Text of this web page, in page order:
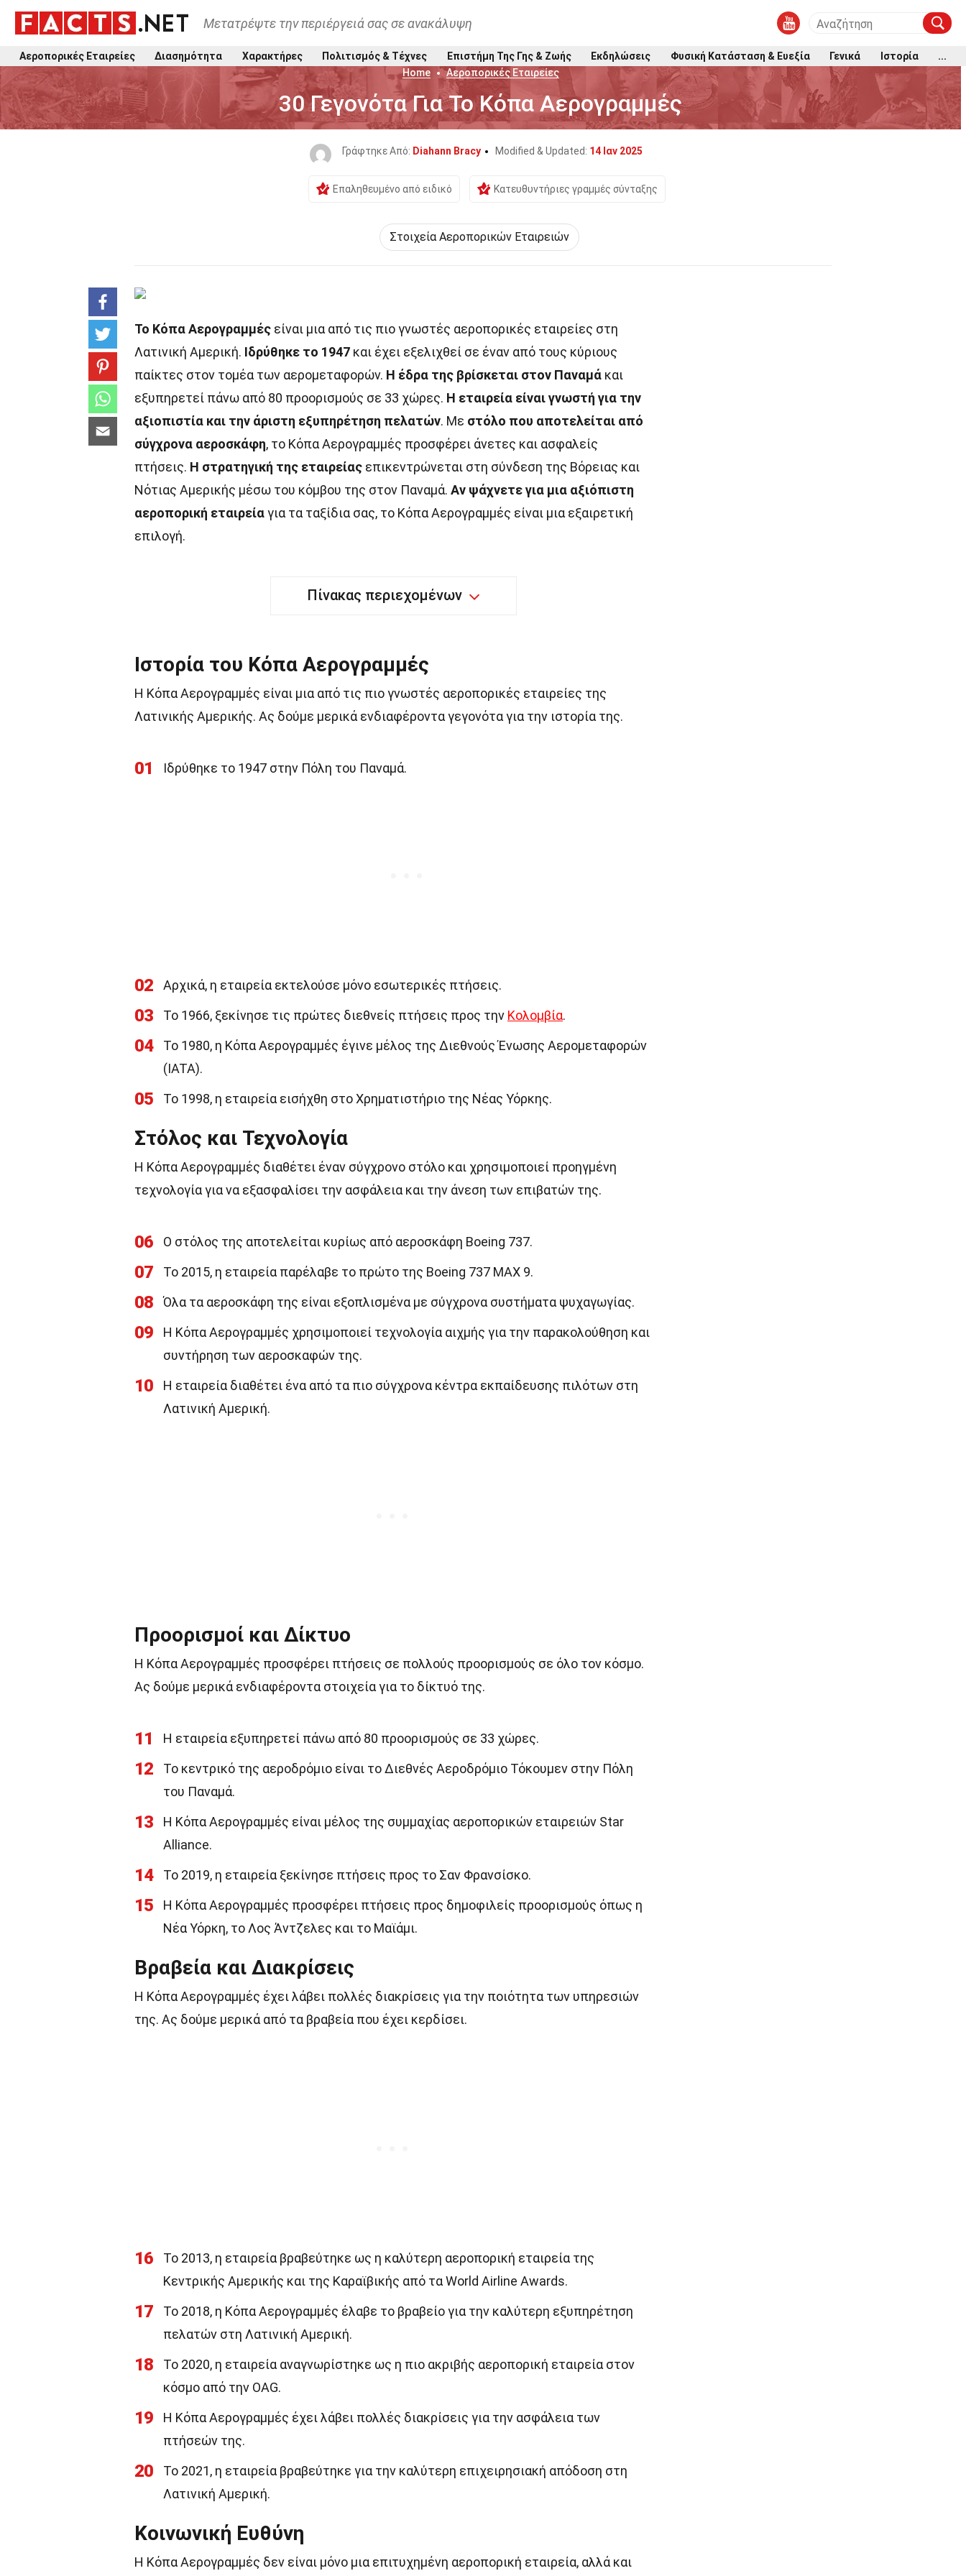
Μετατρέψτε την περιέργειά σας σε ανακάλυψη
Αεροπορικές Εταιρείες Διασημότητα Χαρακτήρες Πολιτισμός & Τέχνες Επιστήμη Της Γης & Ζωής Εκδηλώσεις Φυσική Κατάσταση & Ευεξία Γενικά Ιστορία
...
Home
Αεροπορικές Εταιρείες
30 Γεγονότα Για Το Κόπα Αερογραμμές
Γράφτηκε Από: Diahann Bracy Modified & Updated: 14 Ιαν 2025
Επαληθευμένο από ειδικό Κατευθυντήριες γραμμές σύνταξης
Στοιχεία Αεροπορικών Εταιρειών
Το Κόπα Αερογραμμές είναι μια από τις πιο γνωστές αεροπορικές εταιρείες στη
Λατινική Αμερική. Ιδρύθηκε το 1947 και έχει εξελιχθεί σε έναν από τους κύριους
παίκτες στον τομέα των αερομεταφορών. Η έδρα της βρίσκεται στον Παναμά και
εξυπηρετεί πάνω από 80 προορισμούς σε 33 χώρες. Η εταιρεία είναι γνωστή για την
αξιοπιστία και την άριστη εξυπηρέτηση πελατών. Με στόλο που αποτελείται από
σύγχρονα αεροσκάφη, το Κόπα Αερογραμμές προσφέρει άνετες και ασφαλείς
πτήσεις. Η στρατηγική της εταιρείας επικεντρώνεται στη σύνδεση της Βόρειας και
Νότιας Αμερικής μέσω του κόμβου της στον Παναμά. Αν ψάχνετε για μια αξιόπιστη
αεροπορική εταιρείαγια τα ταξίδια σας, το Κόπα Αερογραμμές είναι μια εξαιρετική
επιλογή.
Πίνακας περιεχομένων
Ιστορία του Κόπα Αερογραμμές
Η Κόπα Αερογραμμές είναι μια από τις πιο γνωστές αεροπορικές εταιρείες της
Λατινικής Αμερικής. Ας δούμε μερικά ενδιαφέροντα γεγονότα για την ιστορία της.
01 Ιδρύθηκε το 1947 στην Πόλη του Παναμά.
02 Αρχικά, η εταιρεία εκτελούσε μόνο εσωτερικές πτήσεις.
03 Το 1966, ξεκίνησε τις πρώτες διεθνείς πτήσεις προς την Κολομβία.
04
Το 1980, η Κόπα Αερογραμμές έγινε μέλος της Διεθνούς Ένωσης Αερομεταφορών
(IATA).
05 Το 1998, η εταιρεία εισήχθη στο Χρηματιστήριο της Νέας Υόρκης.
Στόλος και Τεχνολογία
Η Κόπα Αερογραμμές διαθέτει έναν σύγχρονο στόλο και χρησιμοποιεί προηγμένη
τεχνολογία για να εξασφαλίσει την ασφάλεια και την άνεση των επιβατών της.
06 Ο στόλος της αποτελείται κυρίως από αεροσκάφη Boeing 737.
07 Το 2015, η εταιρεία παρέλαβε το πρώτο της Boeing 737 MAX 9.
08 Όλα τα αεροσκάφη της είναι εξοπλισμένα με σύγχρονα συστήματα ψυχαγωγίας.
09
Η Κόπα Αερογραμμές χρησιμοποιεί τεχνολογία αιχμής για την παρακολούθηση και
συντήρηση των αεροσκαφών της.
10
Η εταιρεία διαθέτει ένα από τα πιο σύγχρονα κέντρα εκπαίδευσης πιλότων στη
Λατινική Αμερική.
Προορισμοί και Δίκτυο
Η Κόπα Αερογραμμές προσφέρει πτήσεις σε πολλούς προορισμούς σε όλο τον κόσμο.
Ας δούμε μερικά ενδιαφέροντα στοιχεία για το δίκτυό της.
11 Η εταιρεία εξυπηρετεί πάνω από 80 προορισμούς σε 33 χώρες.
12
Το κεντρικό της αεροδρόμιο είναι το Διεθνές Αεροδρόμιο Τόκουμεν στην Πόλη
του Παναμά.
13
Η Κόπα Αερογραμμές είναι μέλος της συμμαχίας αεροπορικών εταιρειών Star
Alliance.
14 Το 2019, η εταιρεία ξεκίνησε πτήσεις προς το Σαν Φρανσίσκο.
15
Η Κόπα Αερογραμμές προσφέρει πτήσεις προς δημοφιλείς προορισμούς όπως η
Νέα Υόρκη, το Λος Άντζελες και το Μαϊάμι.
Βραβεία και Διακρίσεις
Η Κόπα Αερογραμμές έχει λάβει πολλές διακρίσεις για την ποιότητα των υπηρεσιών
της. Ας δούμε μερικά από τα βραβεία που έχει κερδίσει.
16
Το 2013, η εταιρεία βραβεύτηκε ως η καλύτερη αεροπορική εταιρεία της
Κεντρικής Αμερικής και της Καραϊβικής από τα World Airline Awards.
17
Το 2018, η Κόπα Αερογραμμές έλαβε το βραβείο για την καλύτερη εξυπηρέτηση
πελατών στη Λατινική Αμερική.
18
Το 2020, η εταιρεία αναγνωρίστηκε ως η πιο ακριβής αεροπορική εταιρεία στον
κόσμο από την OAG.
19
Η Κόπα Αερογραμμές έχει λάβει πολλές διακρίσεις για την ασφάλεια των
πτήσεών της.
20
Το 2021, η εταιρεία βραβεύτηκε για την καλύτερη επιχειρησιακή απόδοση στη
Λατινική Αμερική.
Κοινωνική Ευθύνη
Η Κόπα Αερογραμμές δεν είναι μόνο μια επιτυχημένη αεροπορική εταιρεία, αλλά και